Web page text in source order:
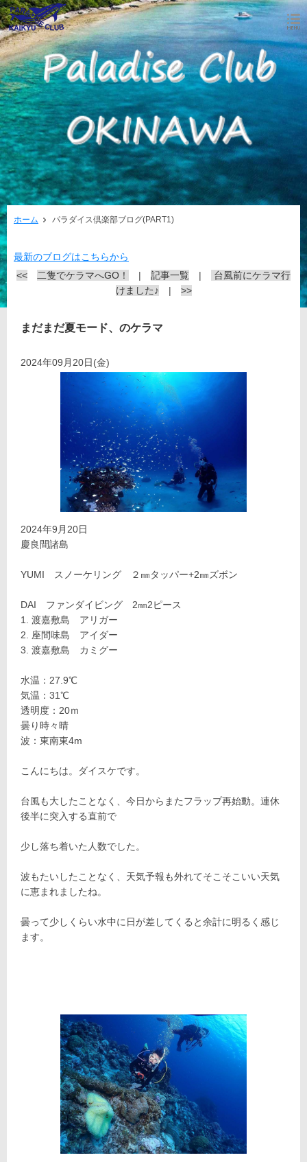
ホーム パラダイス倶楽部ブログ(PART1)
最新のブログはこちらから
<<
二隻でケラマへGO！ | 記事一覧 |
台風前にケラマ行
けました♪ | >>
まだまだ夏モード、のケラマ
2024年09月20日(金)
2024年9月20日
慶良間諸島
YUMI スノーケリング ２㎜タッパー+2㎜ズボン
DAI ファンダイビング 2㎜2ピース
渡嘉敷島 アリガー
座間味島 アイダー
渡嘉敷島 カミグー
水温：27.9℃
気温：31℃
透明度：20ｍ
曇り時々晴
波：東南東4m
こんにちは。ダイスケです。
台風も大したことなく、今日からまたフラップ再始動。連休
後半に突入する直前で
少し落ち着いた人数でした。
波もたいしたことなく、天気予報も外れてそこそこいい天気
に恵まれましたね。
曇って少しくらい水中に日が差してくると余計に明るく感じ
ます。